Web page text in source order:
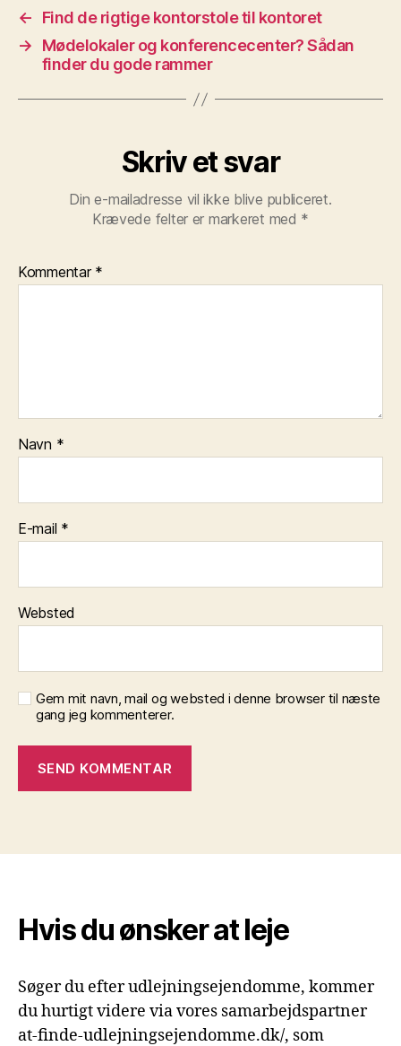
←
Find de rigtige kontorstole til kontoret
→
Mødelokaler og konferencecenter? Sådan
finder du gode rammer
Skriv et svar
Din e-mailadresse vil ikke blive publiceret.
Krævede felter er markeret med *
Kommentar *
Navn *
E-mail *
Websted
Gem mit navn, mail og websted i denne browser til næste
gang jeg kommenterer.
Hvis du ønsker at leje
Søger du efter udlejningsejendomme, kommer
du hurtigt videre via vores samarbejdspartner
at-finde-udlejningsejendomme.dk/, som